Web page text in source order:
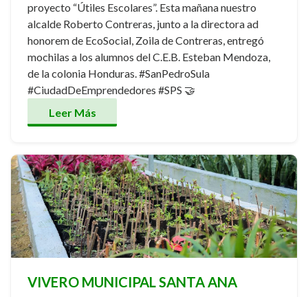
proyecto “Útiles Escolares”. Esta mañana nuestro
alcalde Roberto Contreras, junto a la directora ad
honorem de EcoSocial, Zoila de Contreras, entregó
mochilas a los alumnos del C.E.B. Esteban Mendoza,
de la colonia Honduras. #SanPedroSula
#CiudadDeEmprendedores #SPS 🤝
Leer Más
VIVERO MUNICIPAL SANTA ANA